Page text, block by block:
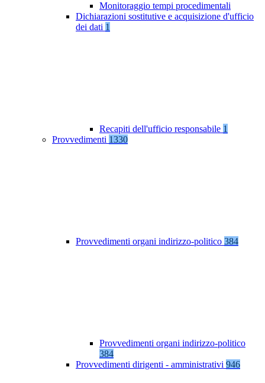
Monitoraggio tempi procedimentali
Dichiarazioni sostitutive e acquisizione d'ufficio
dei dati 1
Recapiti dell'ufficio responsabile 1
Provvedimenti 1330
Provvedimenti organi indirizzo-politico 384
Provvedimenti organi indirizzo-politico
384
Provvedimenti dirigenti - amministrativi 946